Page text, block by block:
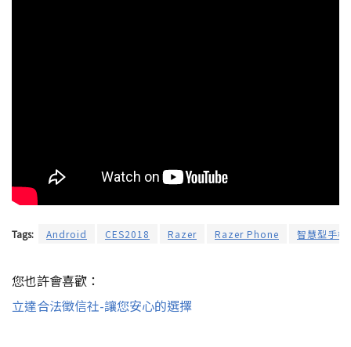
Tags: Android CES2018 Razer Razer Phone 智慧型手機
您也許會喜歡：
立達合法徵信社-讓您安心的選擇